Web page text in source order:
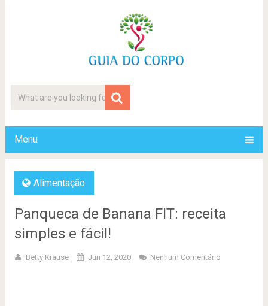
Menu
Alimentação
Panqueca de Banana FIT: receita
simples e fácil!
Betty Krause Jun 12, 2020 Nenhum Comentário